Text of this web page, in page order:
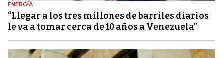
ENERGÍA
“Llegar a los tres millones de barriles diarios
le va a tomar cerca de 10 años a Venezuela”